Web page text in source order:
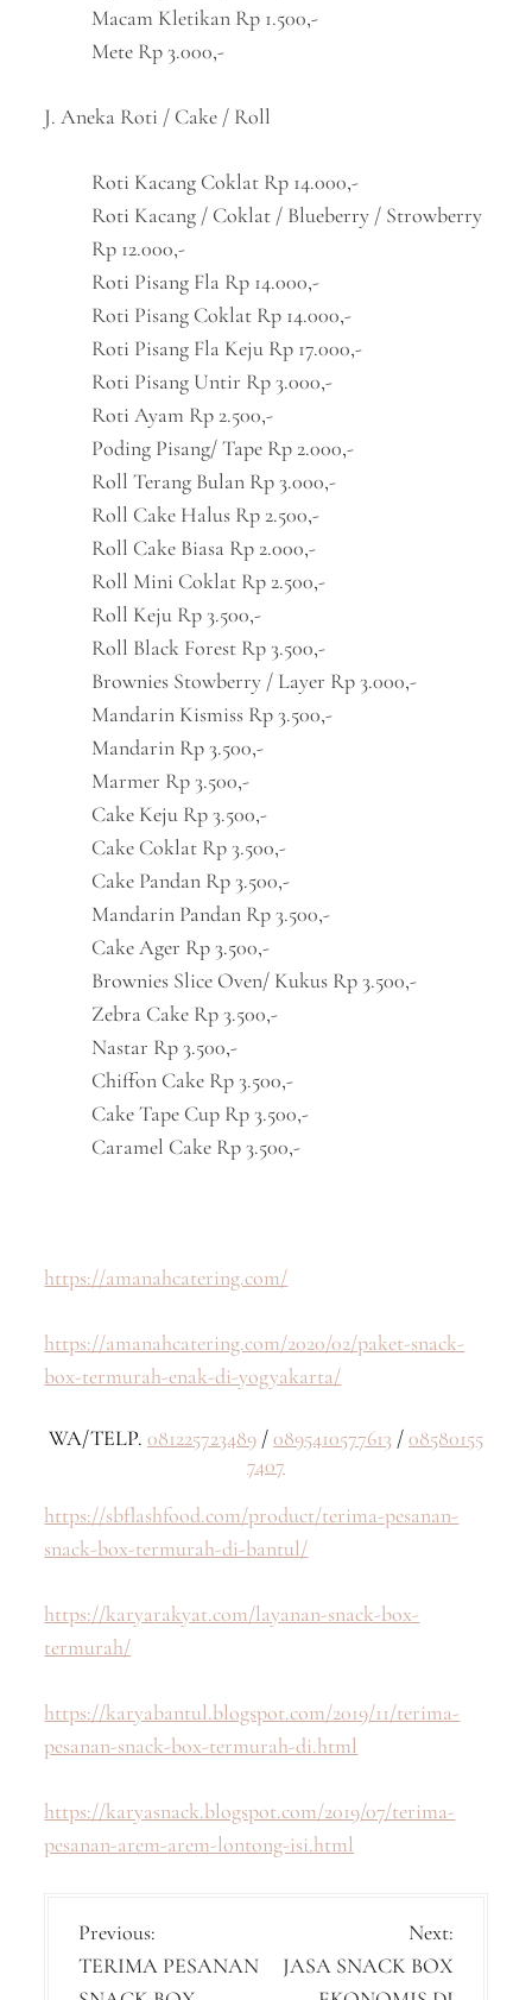
Macam Kletikan Rp 1.500,-
Mete Rp 3.000,-
J. Aneka Roti / Cake / Roll
Roti Kacang Coklat Rp 14.000,-
Roti Kacang / Coklat / Blueberry / Strowberry
Rp 12.000,-
Roti Pisang Fla Rp 14.000,-
Roti Pisang Coklat Rp 14.000,-
Roti Pisang Fla Keju Rp 17.000,-
Roti Pisang Untir Rp 3.000,-
Roti Ayam Rp 2.500,-
Poding Pisang/ Tape Rp 2.000,-
Roll Terang Bulan Rp 3.000,-
Roll Cake Halus Rp 2.500,-
Roll Cake Biasa Rp 2.000,-
Roll Mini Coklat Rp 2.500,-
Roll Keju Rp 3.500,-
Roll Black Forest Rp 3.500,-
Brownies Stowberry / Layer Rp 3.000,-
Mandarin Kismiss Rp 3.500,-
Mandarin Rp 3.500,-
Marmer Rp 3.500,-
Cake Keju Rp 3.500,-
Cake Coklat Rp 3.500,-
Cake Pandan Rp 3.500,-
Mandarin Pandan Rp 3.500,-
Cake Ager Rp 3.500,-
Brownies Slice Oven/ Kukus Rp 3.500,-
Zebra Cake Rp 3.500,-
Nastar Rp 3.500,-
Chiffon Cake Rp 3.500,-
Cake Tape Cup Rp 3.500,-
Caramel Cake Rp 3.500,-
https://amanahcatering.com/
https://amanahcatering.com/2020/02/paket-snack-
box-termurah-enak-di-yogyakarta/
WA/TELP. 081225723489 /0895410577613 /08580155
7407
https://sbflashfood.com/product/terima-pesanan-
snack-box-termurah-di-bantul/
https://karyarakyat.com/layanan-snack-box-
termurah/
https://karyabantul.blogspot.com/2019/11/terima-
pesanan-snack-box-termurah-di.html
https://karyasnack.blogspot.com/2019/07/terima-
pesanan-arem-arem-lontong-isi.html
P
o
Previous:
TERIMA PESANAN
Next:
JASA SNACK BOX